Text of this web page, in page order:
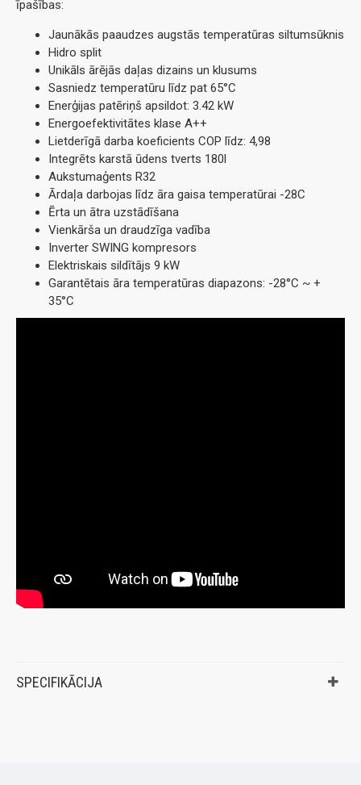
īpašības:
Jaunākās paaudzes augstās temperatūras siltumsūknis
Hidro split
Unikāls ārējās daļas dizains un klusums
Sasniedz temperatūru līdz pat 65°C
Enerģijas patēriņš apsildot: 3.42 kW
Energoefektivitātes klase A++
Lietderīgā darba koeficients COP līdz: 4,98
Integrēts karstā ūdens tverts 180l
Aukstumaģents R32
Ārdaļa darbojas līdz āra gaisa temperatūrai -28C
Ērta un ātra uzstādīšana
Vienkārša un draudzīga vadība
Inverter SWING kompresors
Elektriskais sildītājs 9 kW
Garantētais āra temperatūras diapazons: -28°C ~ +
35°C
SPECIFIKĀCIJA